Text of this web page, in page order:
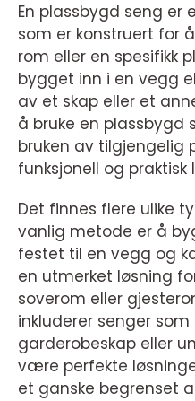
En plassbygd seng er
som er konstruert for
rom eller en spesifikk
bygget inn i en vegg
av et skap eller et
å bruke en plassbygd
bruken av tilgjengelig
funksjonell og praktisk
Det finnes flere ulike
vanlig metode er å
festet til en vegg og
en utmerket løsning
soverom eller
inkluderer senger
garderobeskap eller
være perfekte
et ganske begrenset